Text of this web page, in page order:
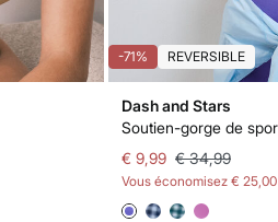
-71% REVERSIBLE
Dash and Stars
€ 9,99 € 34,99
Vous économisez € 25,00